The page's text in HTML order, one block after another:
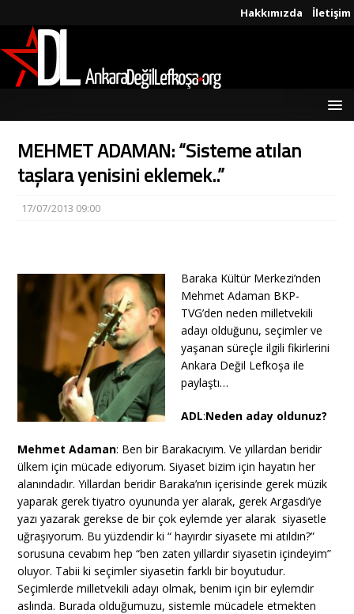
Hakkımızda İletişim
MEHMET ADAMAN: “Sisteme atılan
taşlara yenisini eklemek..”
17/07/2013 09:00
Baraka Kültür Merkezi’nden
Mehmet Adaman BKP-
TVG’den neden milletvekili
adayı olduğunu, seçimler ve
yaşanan süreçle ilgili fikirlerini
Ankara Değil Lefkoşa ile
paylaştı…
ADL:Neden aday oldunuz?
Mehmet Adaman: Ben bir Barakacıyım. Ve yıllardan beridir
ülkem için mücade ediyorum. Siyaset bizim için hayatın her
alanındadır. Yıllardan beridir Baraka’nın içerisinde gerek müzik
yaparak gerek tiyatro oyununda yer alarak, gerek Argasdi’ye
yazı yazarak gerekse de bir çok eylemde yer alarak siyasetle
uğraşıyorum. Bu yüzdendir ki “ hayırdır siyasete mi atıldın?”
sorusuna cevabım hep “ben zaten yıllardır siyasetin içindeyim”
oluyor. Tabii ki seçimler siyasetin farklı bir boyutudur.
Seçimlerde milletvekili adayı olmak, benim için bir eylemdir
aslında. Burada olduğumuzu, sistemle mücadele etmekten